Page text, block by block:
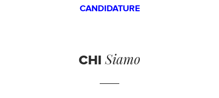
CANDIDATURE
CHI Siamo